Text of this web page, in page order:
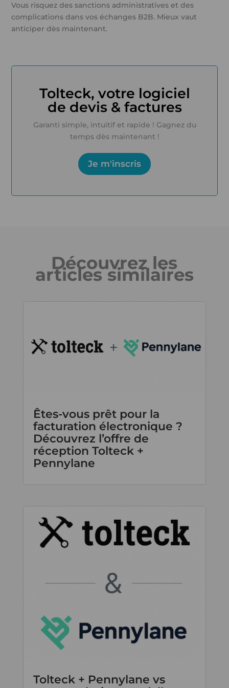
Vous risquez des sanctions administratives et des
complications dans vos échanges B2B. Mieux vaut
anticiper dès maintenant.
Tolteck, votre logiciel
de devis & factures
Garanti simple, intuitif et rapide ! Gagnez du
temps dès maintenant !
Je m'inscris
Découvrez les
articles similaires
Êtes-vous prêt pour la
facturation électronique ?
Découvrez l’offre de
réception Tolteck +
Pennylane
Tolteck + Pennylane vs